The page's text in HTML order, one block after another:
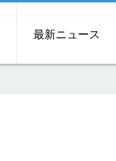
最新ニュース